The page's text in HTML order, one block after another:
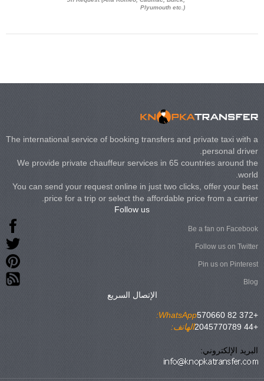
Plyumouth etc.)
The international service of booking transfers and private taxi with a
personal driver.
We provide private chauffeur services in 65 countries around the
world.
You can send your request online in just two clicks, offer your best
price for a trip or select the affordable price from a carrier.
Follow us
Be a fan on Facebook
Follow us on Twitter
Pin us on Pinterest
Blog
الإتصال السريع
WhatsApp:
+372 82 570660
الهاتف:
+44 2045770789
البريد الإلكتروني: